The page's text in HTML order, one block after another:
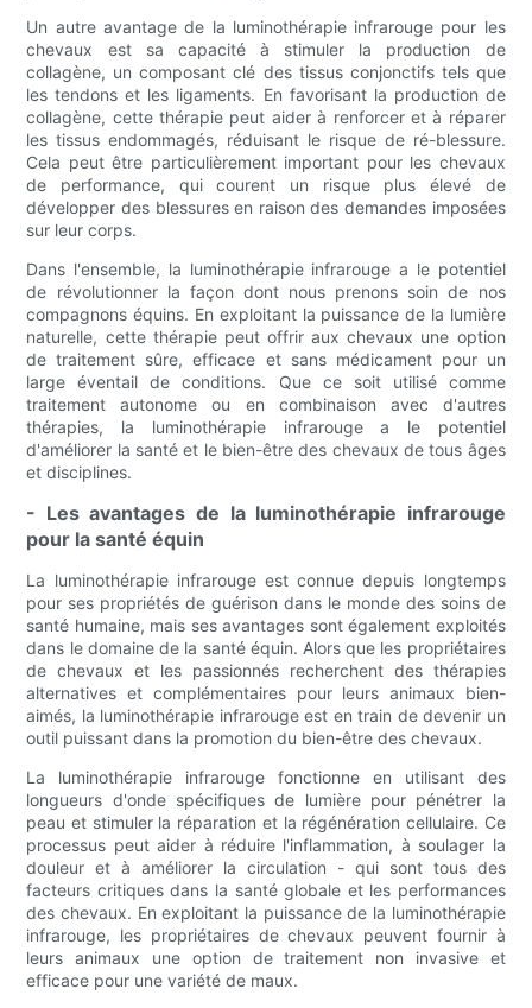
Un autre avantage de la luminothérapie infrarouge pour les
chevaux est sa capacité à stimuler la production de
collagène, un composant clé des tissus conjonctifs tels que
les tendons et les ligaments. En favorisant la production de
collagène, cette thérapie peut aider à renforcer et à réparer
les tissus endommagés, réduisant le risque de ré-blessure.
Cela peut être particulièrement important pour les chevaux
de performance, qui courent un risque plus élevé de
développer des blessures en raison des demandes imposées
sur leur corps.
Dans l'ensemble, la luminothérapie infrarouge a le potentiel
de révolutionner la façon dont nous prenons soin de nos
compagnons équins. En exploitant la puissance de la lumière
naturelle, cette thérapie peut offrir aux chevaux une option
de traitement sûre, efficace et sans médicament pour un
large éventail de conditions. Que ce soit utilisé comme
traitement autonome ou en combinaison avec d'autres
thérapies, la luminothérapie infrarouge a le potentiel
d'améliorer la santé et le bien-être des chevaux de tous âges
et disciplines.
- Les avantages de la luminothérapie infrarouge
pour la santé équin
La luminothérapie infrarouge est connue depuis longtemps
pour ses propriétés de guérison dans le monde des soins de
santé humaine, mais ses avantages sont également exploités
dans le domaine de la santé équin. Alors que les propriétaires
de chevaux et les passionnés recherchent des thérapies
alternatives et complémentaires pour leurs animaux bien-
aimés, la luminothérapie infrarouge est en train de devenir un
outil puissant dans la promotion du bien-être des chevaux.
La luminothérapie infrarouge fonctionne en utilisant des
longueurs d'onde spécifiques de lumière pour pénétrer la
peau et stimuler la réparation et la régénération cellulaire. Ce
processus peut aider à réduire l'inflammation, à soulager la
douleur et à améliorer la circulation - qui sont tous des
facteurs critiques dans la santé globale et les performances
des chevaux. En exploitant la puissance de la luminothérapie
infrarouge, les propriétaires de chevaux peuvent fournir à
leurs animaux une option de traitement non invasive et
efficace pour une variété de maux.